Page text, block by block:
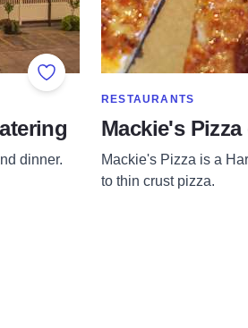
Add to Favorites
dinner.
SHOW MORE IN
RESTAURANTS
Mackie's
Mackie's Pizza is a
to thin crust pizza.